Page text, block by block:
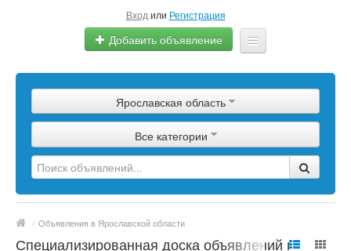
Вход или Регистрация
Добавить объявление
Сырье
Изделия
Оборудование
Еще
Ярославская область
Все категории
/ Объявления в Ярославской области
Специализированная доска объявлений по